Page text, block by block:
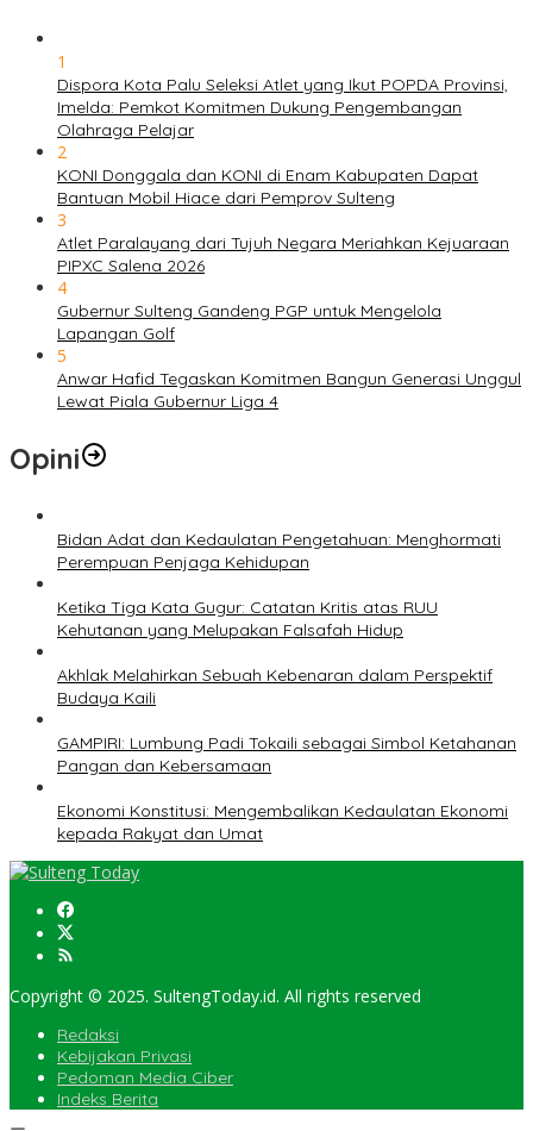
1
Dispora Kota Palu Seleksi Atlet yang Ikut POPDA Provinsi,
Imelda: Pemkot Komitmen Dukung Pengembangan
Olahraga Pelajar
2
KONI Donggala dan KONI di Enam Kabupaten Dapat
Bantuan Mobil Hiace dari Pemprov Sulteng
3
Atlet Paralayang dari Tujuh Negara Meriahkan Kejuaraan
PIPXC Salena 2026
4
Gubernur Sulteng Gandeng PGP untuk Mengelola
Lapangan Golf
5
Anwar Hafid Tegaskan Komitmen Bangun Generasi Unggul
Lewat Piala Gubernur Liga 4
Opini
Bidan Adat dan Kedaulatan Pengetahuan: Menghormati
Perempuan Penjaga Kehidupan
Ketika Tiga Kata Gugur: Catatan Kritis atas RUU
Kehutanan yang Melupakan Falsafah Hidup
Akhlak Melahirkan Sebuah Kebenaran dalam Perspektif
Budaya Kaili
GAMPIRI: Lumbung Padi Tokaili sebagai Simbol Ketahanan
Pangan dan Kebersamaan
Ekonomi Konstitusi: Mengembalikan Kedaulatan Ekonomi
kepada Rakyat dan Umat
Copyright © 2025. SultengToday.id. All rights reserved
Redaksi
Kebijakan Privasi
Pedoman Media Ciber
Indeks Berita